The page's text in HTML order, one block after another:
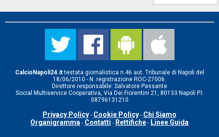
CalcioNapoli24.ittestata giornalistica n.46 aut. Tribunale di Napoli del
18/06/2010 - N. registrazione ROC-27006.
Direttore responsabile: Salvatore Passante
Social Multiservice Cooperativa, Via Dei Fiorentini 21, 80133 Napoli P.I.
08796131210
Privacy Policy - Cookie Policy - Chi Siamo
Organigramma - Contatti - Rettifiche - Linee Guida